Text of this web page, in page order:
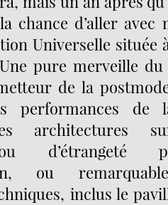
chance d’aller avec
Universelle située
pure merveille
de la
performances de
architectures
d’étrangeté
ou
inclus le